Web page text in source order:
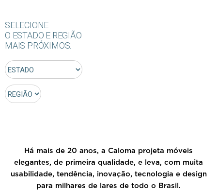
SELECIONE
O ESTADO E REGIÃO
MAIS PRÓXIMOS:
Há mais de 20 anos, a Caloma projeta móveis
elegantes, de primeira qualidade, e leva, com muita
usabilidade, tendência, inovação, tecnologia e design
para milhares de lares de todo o Brasil.